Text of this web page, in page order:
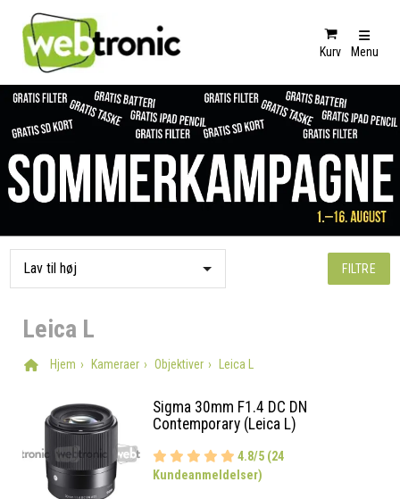
Kurv Menu
FILTRE
Leica L
Hjem Kameraer Objektiver Leica L
Sigma 30mm F1.4 DC DN
Contemporary (Leica L)
4.8/5 (24
Kundeanmeldelser)